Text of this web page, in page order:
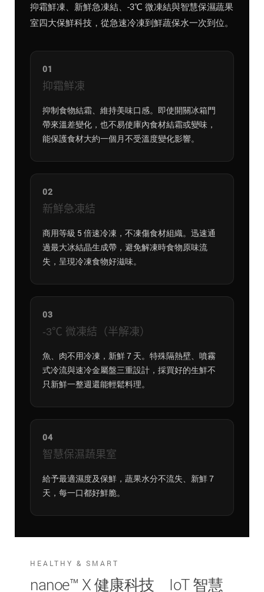
抑霜鮮凍、新鮮急凍結、-3℃ 微凍結與智慧保濕蔬果
室四大保鮮科技，從急速冷凍到鮮蔬保水一次到位。
01
抑霜鮮凍
抑制食物結霜、維持美味口感。即使開關冰箱門
帶來溫差變化，也不易使庫內食材結霜或變味，
能保護食材大約一個月不受溫度變化影響。
02
新鮮急凍結
商用等級 5 倍速冷凍，不凍傷食材組織。迅速通
過最大冰結晶生成帶，避免解凍時食物原味流
失，呈現冷凍食物好滋味。
03
-3℃ 微凍結（半解凍）
魚、肉不用冷凍，新鮮 7 天。特殊隔熱壁、噴霧
式冷流與速冷金屬盤三重設計，採買好的生鮮不
只新鮮一整週還能輕鬆料理。
04
智慧保濕蔬果室
給予最適濕度及保鮮，蔬果水分不流失、新鮮 7
天，每一口都好鮮脆。
HEALTHY & SMART
nanoe™ X 健康科技 IoT 智慧